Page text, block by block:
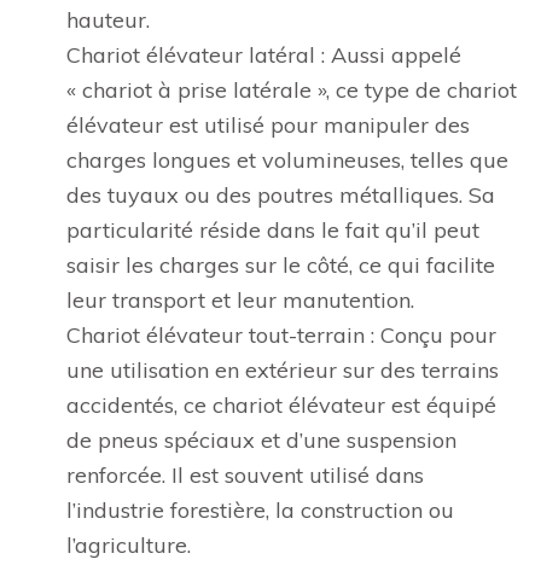
hauteur.
Chariot élévateur latéral : Aussi appelé
« chariot à prise latérale », ce type de chariot
élévateur est utilisé pour manipuler des
charges longues et volumineuses, telles que
des tuyaux ou des poutres métalliques. Sa
particularité réside dans le fait qu’il peut
saisir les charges sur le côté, ce qui facilite
leur transport et leur manutention.
Chariot élévateur tout-terrain : Conçu pour
une utilisation en extérieur sur des terrains
accidentés, ce chariot élévateur est équipé
de pneus spéciaux et d’une suspension
renforcée. Il est souvent utilisé dans
l’industrie forestière, la construction ou
l’agriculture.